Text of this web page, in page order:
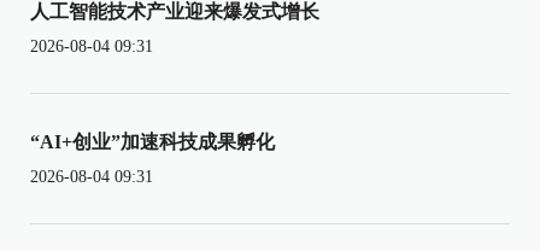
人工智能技术产业迎来爆发式增长
2026-08-04 09:31
“AI+创业”加速科技成果孵化
2026-08-04 09:31